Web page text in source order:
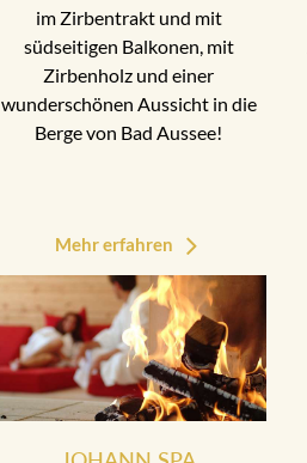
im Zirbentrakt und mit
südseitigen Balkonen, mit
Zirbenholz und einer
wunderschönen Aussicht in die
Berge von Bad Aussee!
Mehr erfahren